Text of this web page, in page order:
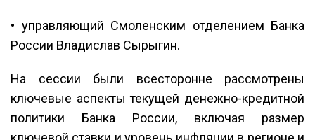
• управляющий Смоленским отделением Банка
России Владислав Сырыгин.
На сессии были всесторонне рассмотрены
ключевые аспекты текущей денежно-кредитной
политики Банка России, включая размер